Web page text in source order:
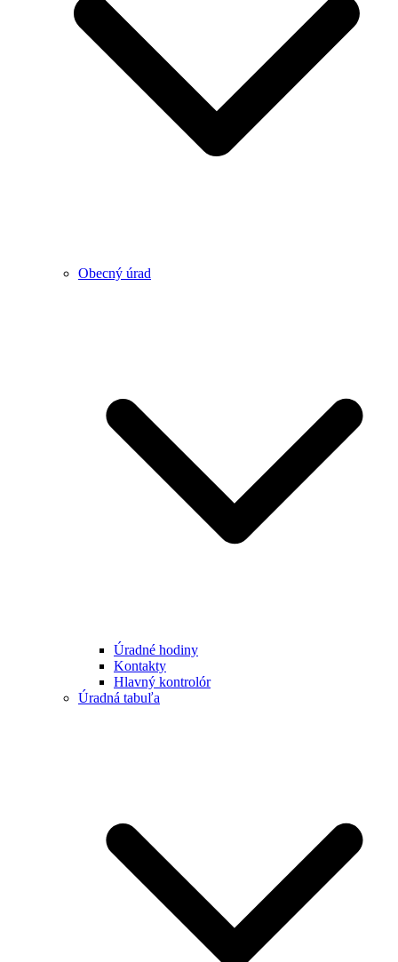
Obecný úrad
Úradné hodiny
Kontakty
Hlavný kontrolór
Úradná tabuľa